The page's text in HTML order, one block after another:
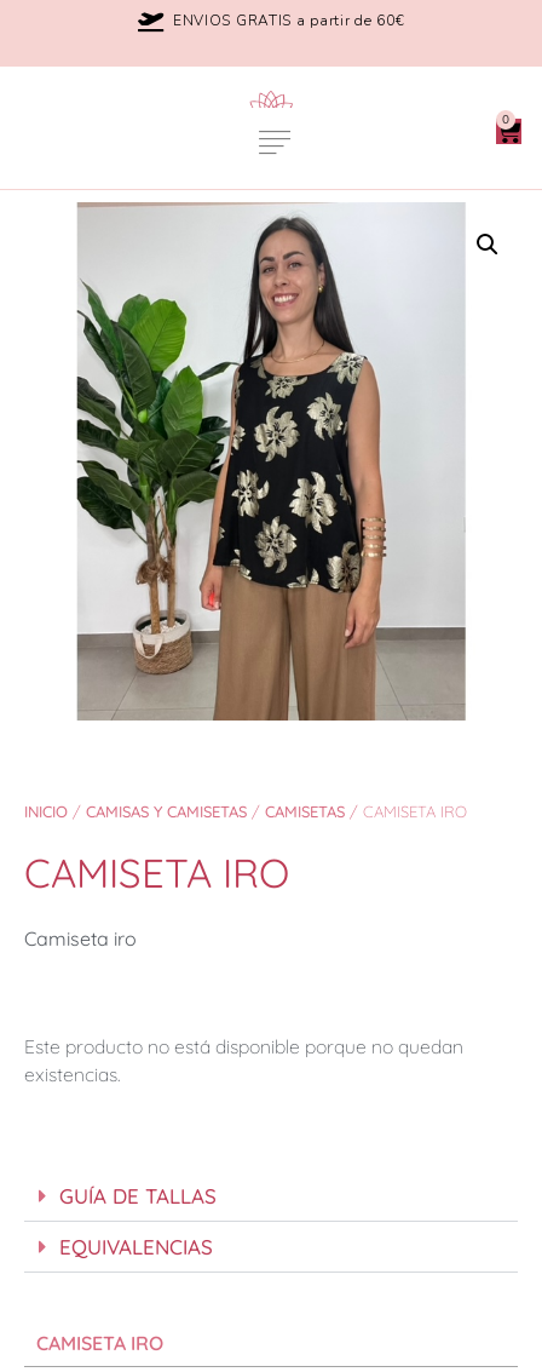
ENVIOS GRATIS a partir de 60€
0
INICIO / CAMISAS Y CAMISETAS / CAMISETAS / CAMISETA IRO
CAMISETA IRO
Camiseta iro
Este producto no está disponible porque no quedan
existencias.
GUÍA DE TALLAS
EQUIVALENCIAS
CAMISETA IRO